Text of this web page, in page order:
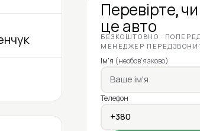
Перевірте,
це авто
БЕЗКОШТОВНО ·
МЕНЕДЖЕР
Ім'я (необов'язково)
Телефон